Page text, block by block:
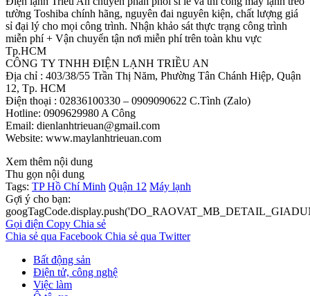
tường Toshiba chính hãng, nguyên đai nguyên kiện, chất lượng giá
sỉ đại lý cho mọi công trình. Nhận khảo sát thực trạng công trình
miễn phí + Vận chuyển tận nơi miễn phí trên toàn khu vực
Tp.HCM
CÔNG TY TNHH ĐIỆN LẠNH TRIỀU AN
Địa chỉ : 403/38/55 Trần Thị Năm, Phường Tân Chánh Hiệp, Quận
12, Tp. HCM
Điện thoại : 02836100330 – 0909090622 C.Tình (Zalo)
Hotline: 0909629980 A Công
Email: dienlanhtrieuan@gmail.com
Website: www.maylanhtrieuan.com
Xem thêm nội dung
Thu gọn nội dung
Tags: TP Hồ Chí Minh Quận 12 Máy lạnh
Gợi ý cho bạn:
Gọi điện Copy Chia sẻ
Chia sẻ qua Facebook Chia sẻ qua Twitter
Bất động sản
Điện tử, công nghệ
Việc làm